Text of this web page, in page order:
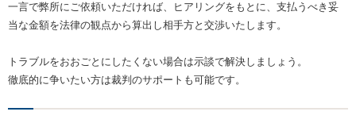
一言で弊所にご依頼いただければ、ヒアリングをもとに、支払うべき妥
当な金額を法律の観点から算出し相手方と交渉いたします。
トラブルをおおごとにしたくない場合は示談で解決しましょう。
徹底的に争いたい方は裁判のサポートも可能です。